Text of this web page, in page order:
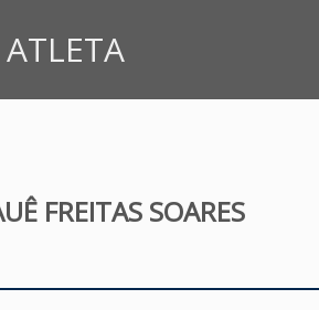
FREITAS SOARES